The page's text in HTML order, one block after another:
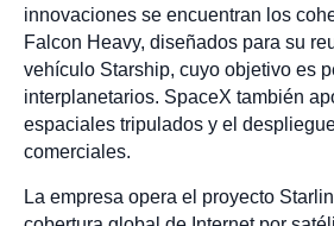
innovaciones se encuentran los
Falcon Heavy, diseñados para su
vehículo Starship, cuyo objetivo es
interplanetarios. SpaceX también
espaciales tripulados y el
comerciales.
La empresa opera el proyecto